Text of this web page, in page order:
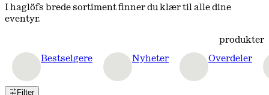
I haglöfs brede sortiment finner du klær til alle dine
eventyr.
produkter
Bestselgere
Nyheter Overdeler
Filter